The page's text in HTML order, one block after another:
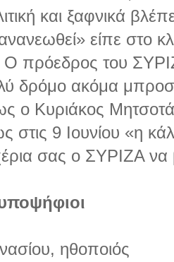
και ξαφνικά
είπε στο
πρόεδρος του
δρόμο ακόμα
ο Κυριάκος
9 Ιουνίου «η
σας ο ΣΥΡΙΖΑ
ηθοποιός